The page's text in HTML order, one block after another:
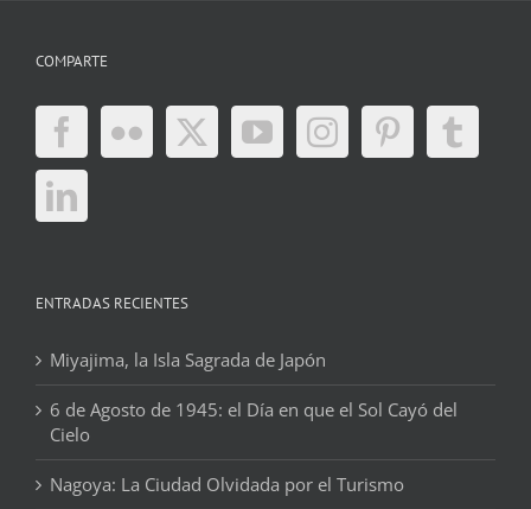
COMPARTE
ENTRADAS RECIENTES
Miyajima, la Isla Sagrada de Japón
6 de Agosto de 1945: el Día en que el Sol Cayó del
Cielo
Nagoya: La Ciudad Olvidada por el Turismo